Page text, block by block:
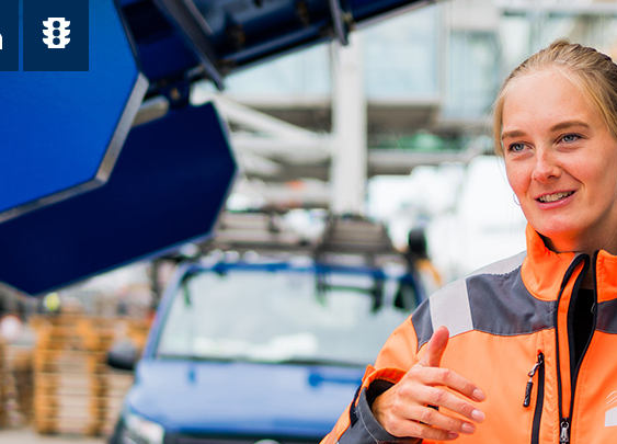
Ihr Download-Center der HPA
Übersicht aller Verkehrsmeldungen im Hafen am